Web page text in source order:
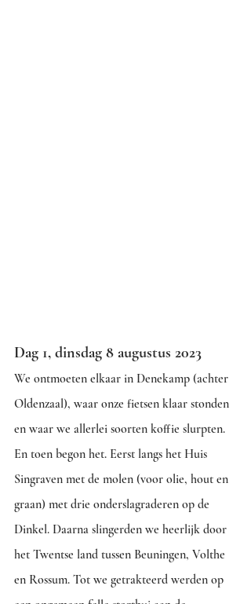
Dag 1, dinsdag 8 augustus 2023
We ontmoeten elkaar in Denekamp (achter
Oldenzaal), waar onze fietsen klaar stonden
en waar we allerlei soorten koffie slurpten.
En toen begon het. Eerst langs het Huis
Singraven met de molen (voor olie, hout en
graan) met drie onderslagraderen op de
Dinkel. Daarna slingerden we heerlijk door
het Twentse land tussen Beuningen, Volthe
en Rossum. Tot we getrakteerd werden op